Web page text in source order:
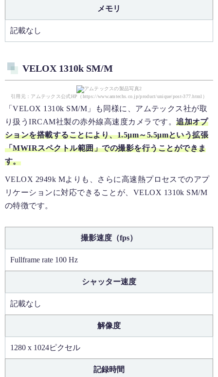
メモリ
記載なし
VELOX 1310k SM/M
引用元：アムテックス公式HP（https://www.amtechs.co.jp/product/unique/post-377.html）
「VELOX 1310k SM/M」も同様に、アムテックス社が取
り扱うIRCAM社製の赤外線高速度カメラです。追加オプ
ションを搭載することにより、1.5μm～5.5μmという拡張
「MWIRスペクトル範囲」での撮影を行うことができま
す。
VELOX 2949k Mよりも、さらに高速熱プロセスでのアプ
リケーションに対応できることが、VELOX 1310k SM/M
の特徴です。
撮影速度（fps）
Fullframe rate 100 Hz
シャッター速度
記載なし
解像度
1280 x 1024ピクセル
記録時間